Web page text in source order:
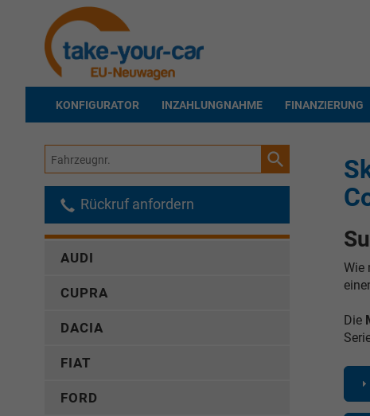
KONFIGURATOR INZAHLUNGNAHME FINANZIERUNG
Wie
Die
Fahrzeugnr.
Rückruf anfordern
AUDI
CUPRA
DACIA
FIAT
FORD